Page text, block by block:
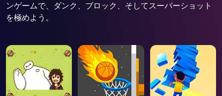
ンゲームで、ダンク、ブロック、そしてスーパーショット
を極めよう。